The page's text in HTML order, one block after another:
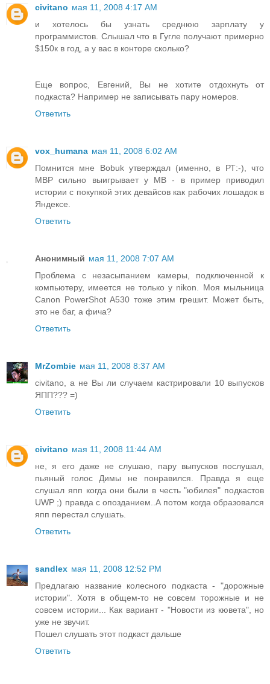
civitano мая 11, 2008 4:17 AM
и хотелось бы узнать среднюю зарплату у
программистов. Слышал что в Гугле получают примерно
$150к в год, а у вас в конторе сколько?
Еще вопрос, Евгений, Вы не хотите отдохнуть от
подкаста? Например не записывать пару номеров.
Ответить
vox_humana мая 11, 2008 6:02 AM
Помнится мне Bobuk утверждал (именно, в РТ:-), что
MBP сильно выигрывает у MB - в пример приводил
истории с покупкой этих девайсов как рабочих лошадок в
Яндексе.
Ответить
Анонимный мая 11, 2008 7:07 AM
Проблема с незасыпанием камеры, подключенной к
компьютеру, имеется не только у nikon. Моя мыльница
Canon PowerShot A530 тоже этим грешит. Может быть,
это не баг, а фича?
Ответить
MrZombie мая 11, 2008 8:37 AM
civitano, а не Вы ли случаем кастрировали 10 выпусков
ЯПП??? =)
Ответить
civitano мая 11, 2008 11:44 AM
не, я его даже не слушаю, пару выпусков послушал,
пьяный голос Димы не понравился. Правда я еще
слушал япп когда они были в честь "юбилея" подкастов
UWP ;) правда с опозданием..А потом когда образовался
япп перестал слушать.
Ответить
sandlex мая 11, 2008 12:52 PM
Предлагаю название колесного подкаста - "дорожные
истории". Хотя в общем-то не совсем торожные и не
совсем истории... Как вариант - "Новости из кювета", но
уже не звучит.
Пошел слушать этот подкаст дальше
Ответить